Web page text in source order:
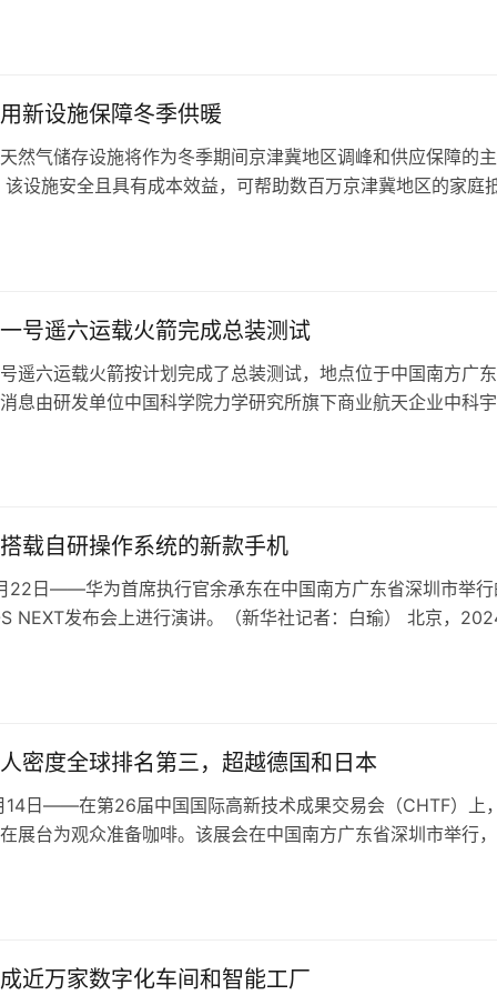
新设施保障冬季供暖
然气储存设施将作为冬季期间京津冀地区调峰和供应保障的
设施安全且具有成本效益，可帮助数百万京津冀地区的家庭
号遥六运载火箭完成总装测试
遥六运载火箭按计划完成了总装测试，地点位于中国南方广
息由研发单位中国科学院力学研究所旗下商业航天企业中科
载自研操作系统的新款手机
22日——华为首席执行官余承东在中国南方广东省深圳市举行
NEXT发布会上进行演讲。（新华社记者：白瑜） 北京，
密度全球排名第三，超越德国和日本
14日——在第26届中国国际高新技术成果交易会（CHTF）上
展台为观众准备咖啡。该展会在中国南方广东省深圳市举行
近万家数字化车间和智能工厂